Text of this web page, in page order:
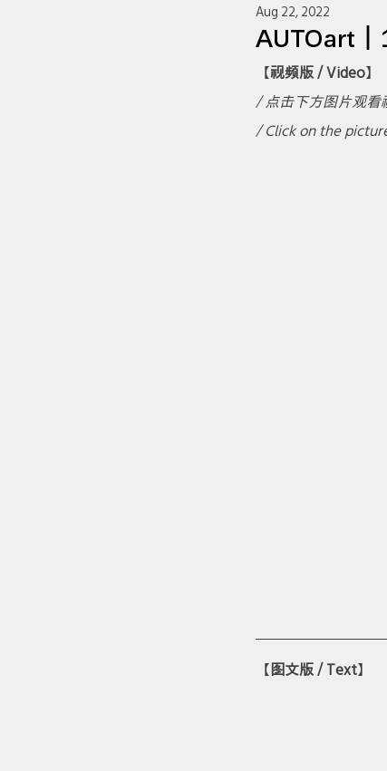
AUTOart
Aug 22, 2022
【视频版 / Video】
/ 点击下方图片观看
/ Click on the
【 图文版 / Text】